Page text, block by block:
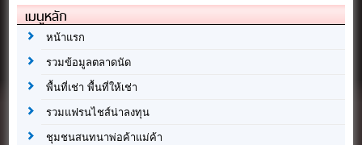
เมนูหลัก
หน้าแรก
รวมข้อมูลตลาดนัด
พื้นที่เช่า พื้นที่ให้เช่า
รวมแฟรนไชส์น่าลงทุน
ชุมชนสนทนาพ่อค้าแม่ค้า